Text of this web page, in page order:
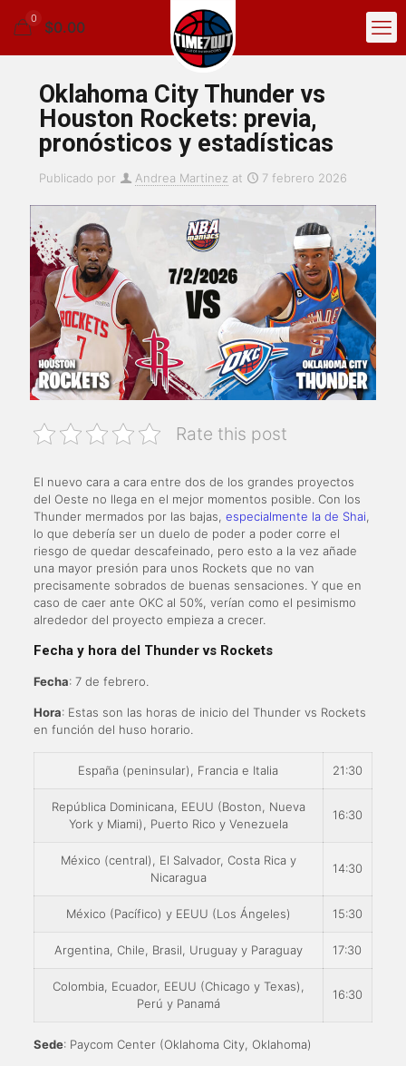
0 $0.00
Oklahoma City Thunder vs
Houston Rockets: previa,
pronósticos y estadísticas
Publicado por Andrea Martinez at 7 febrero 2026
Rate this post
El nuevo cara a cara entre dos de los grandes proyectos
del Oeste no llega en el mejor momentos posible. Con los
Thunder mermados por las bajas, especialmente la de Shai,
lo que debería ser un duelo de poder a poder corre el
riesgo de quedar descafeinado, pero esto a la vez añade
una mayor presión para unos Rockets que no van
precisamente sobrados de buenas sensaciones. Y que en
caso de caer ante OKC al 50%, verían como el pesimismo
alrededor del proyecto empieza a crecer.
Fecha y hora del Thunder vs Rockets
Fecha: 7 de febrero.
Hora: Estas son las horas de inicio del Thunder vs Rockets
en función del huso horario.
España (peninsular), Francia e Italia 21:30
República Dominicana, EEUU (Boston, Nueva
York y Miami), Puerto Rico y Venezuela
16:30
México (central), El Salvador, Costa Rica y
Nicaragua
14:30
México (Pacífico) y EEUU (Los Ángeles) 15:30
Argentina, Chile, Brasil, Uruguay y Paraguay 17:30
Colombia, Ecuador, EEUU (Chicago y Texas),
Perú y Panamá
16:30
Sede: Paycom Center (Oklahoma City, Oklahoma)